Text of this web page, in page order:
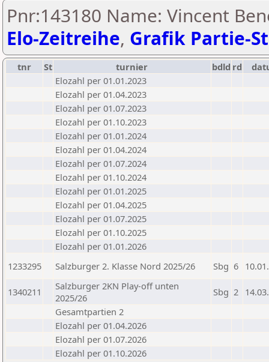
Pnr:143180 Name: Vincent
Elo-Zeitreihe, Grafik Partie-
tnr St turnier bdld rd
Elozahl per 01.01.2023
Elozahl per 01.04.2023
Elozahl per 01.07.2023
Elozahl per 01.10.2023
Elozahl per 01.01.2024
Elozahl per 01.04.2024
Elozahl per 01.07.2024
Elozahl per 01.10.2024
Elozahl per 01.01.2025
Elozahl per 01.04.2025
Elozahl per 01.07.2025
Elozahl per 01.10.2025
Elozahl per 01.01.2026
1233295
Salzburger 2. Klasse Nord 2025/26 Sbg 6
1340211
Salzburger 2KN Play-off unten
2025/26
Sbg 2
Gesamtpartien 2
Elozahl per 01.04.2026
Elozahl per 01.07.2026
Elozahl per 01.10.2026